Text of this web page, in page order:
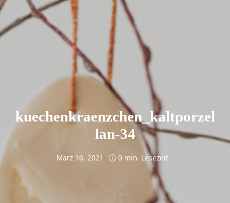
kuechenkraenzchen_kaltporzel
lan-34
März 16, 2021 0 min. Lesezeit